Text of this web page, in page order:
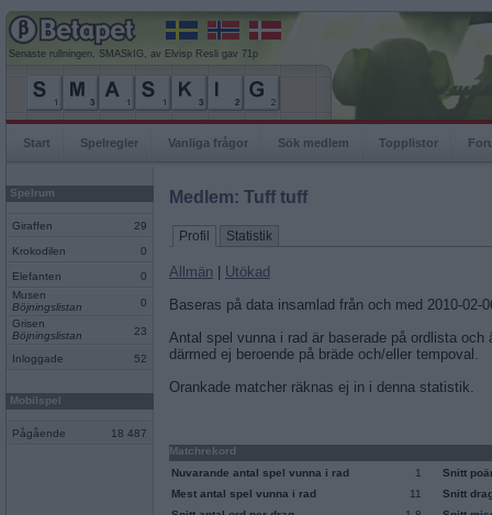
Senaste rullningen, SMASkIG, av Elvisp Resli gav 71p
Start Spelregler Vanliga frågor Sök medlem Topplistor
Spelrum
Giraffen 29
Krokodilen 0
Elefanten
0
Musen
Böjningslistan
0
Grisen
Böjningslistan
23
Inloggade 52
Mobilspel
Pågående 18 487
Medlem: Tuff tuff
Profil Statistik
Allmän
Utökad
Baseras på data insamlad från och med 2010-02-
Antal spel vunna i rad är baserade på ordlista och
därmed ej beroende på bräde och/eller tempoval.
Orankade matcher räknas ej in i denna statistik.
Matchrekord
Nuvarande antal spel vunna i rad
1
Mest antal spel vunna i rad
11
Snitt
Snitt